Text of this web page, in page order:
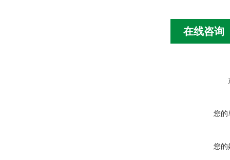
在线咨询
您的
您的